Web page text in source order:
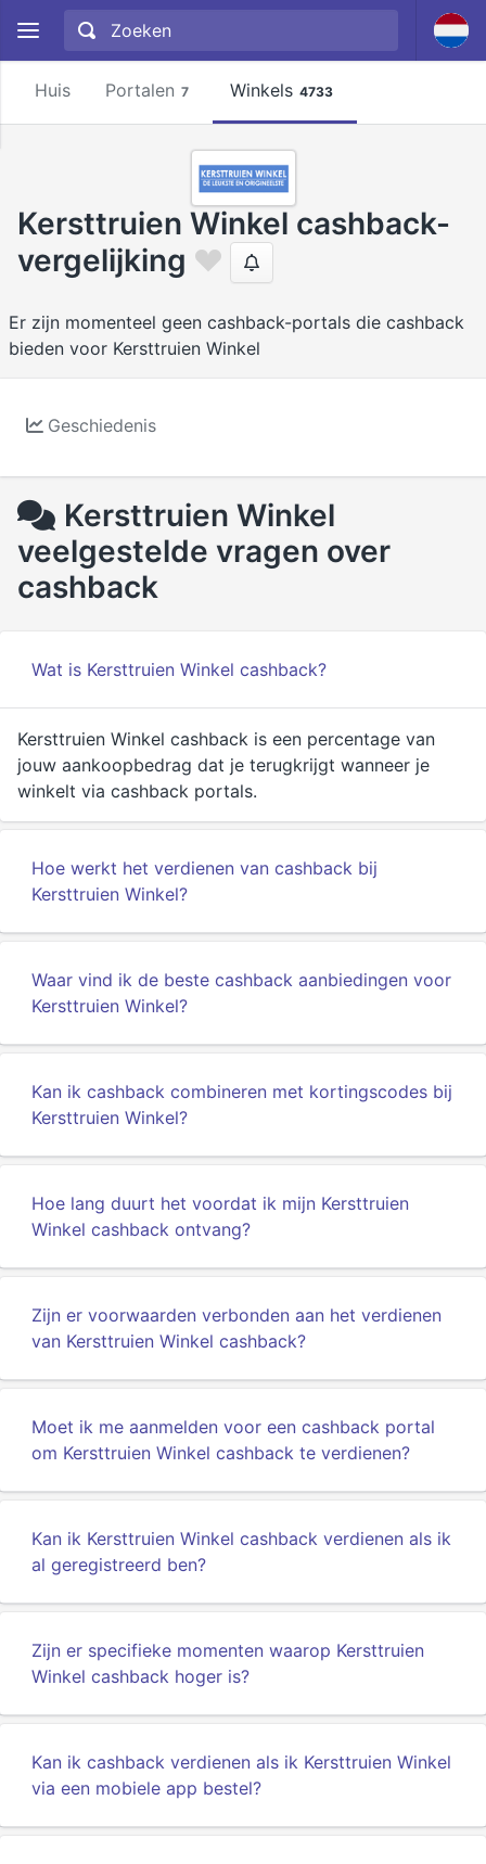
Huis Portalen 7 Winkels 4733
Kersttruien Winkel cashback-
vergelijking
Er zijn momenteel geen cashback-portals die cashback
bieden voor Kersttruien Winkel
Geschiedenis
Kersttruien Winkel
veelgestelde vragen over
cashback
Wat is Kersttruien Winkel cashback?
Kersttruien Winkel cashback is een percentage van
jouw aankoopbedrag dat je terugkrijgt wanneer je
winkelt via cashback portals.
Hoe werkt het verdienen van cashback bij
Kersttruien Winkel?
Waar vind ik de beste cashback aanbiedingen voor
Kersttruien Winkel?
Kan ik cashback combineren met kortingscodes bij
Kersttruien Winkel?
Hoe lang duurt het voordat ik mijn Kersttruien
Winkel cashback ontvang?
Zijn er voorwaarden verbonden aan het verdienen
van Kersttruien Winkel cashback?
Moet ik me aanmelden voor een cashback portal
om Kersttruien Winkel cashback te verdienen?
Kan ik Kersttruien Winkel cashback verdienen als ik
al geregistreerd ben?
Zijn er specifieke momenten waarop Kersttruien
Winkel cashback hoger is?
Kan ik cashback verdienen als ik Kersttruien Winkel
via een mobiele app bestel?